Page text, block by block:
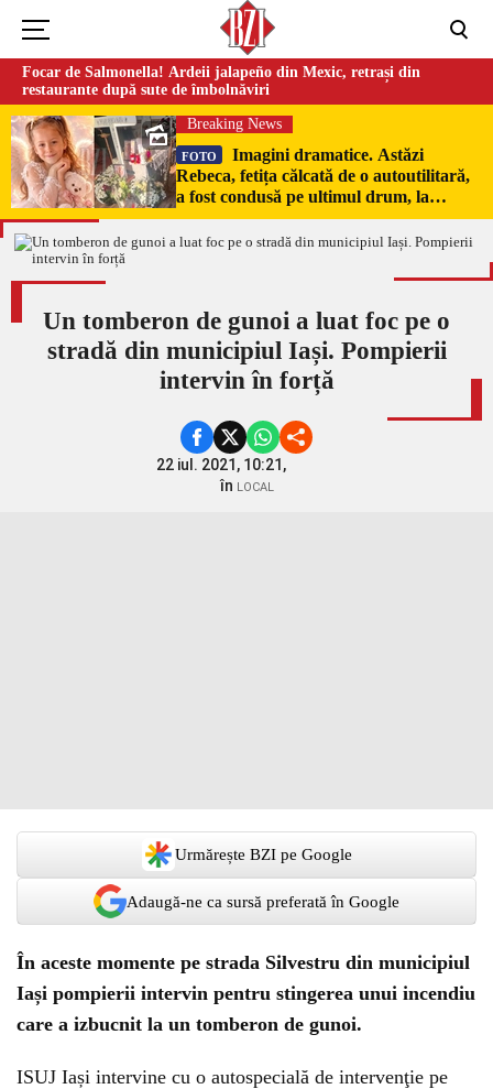
Focar de Salmonella! Ardeii jalapeño din Mexic, retrași din
restaurante după sute de îmbolnăviri
Breaking News
FOTO
Imagini dramatice. Astăzi
Rebeca, fetița călcată de o autoutilitară,
a fost condusă pe ultimul drum, la
Poduri. În sicriul alb al micuței au fost
puși pumni de bani și jucării –
Un tomberon de gunoi a luat foc pe o
stradă din municipiul Iași. Pompierii
intervin în forță
22 iul. 2021, 10:21,
în LOCAL
Urmărește BZI pe Google
Adaugă-ne ca sursă preferată în Google
În aceste momente pe strada Silvestru din municipiul
Iași pompierii intervin pentru stingerea unui incendiu
care a izbucnit la un tomberon de gunoi.
ISUJ Iași intervine cu o autospecială de intervenţie pe